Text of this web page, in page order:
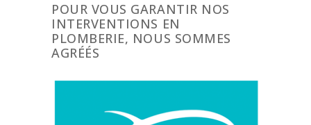
POUR VOUS GARANTIR NOS
INTERVENTIONS EN
PLOMBERIE, NOUS SOMMES
AGRÉÉS